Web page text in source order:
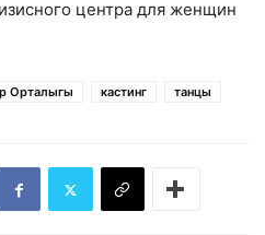
центра для женщин
Орталыгы кастинг танцы